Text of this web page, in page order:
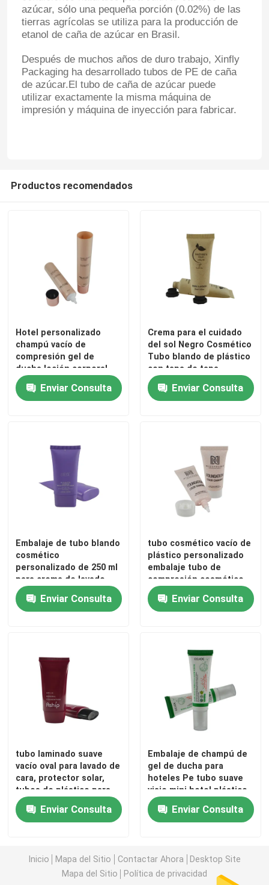
Productos
Sobre nosotros
Control de calidad
Contacta con nosotros
Solicitar una cita
Tubo cosmético
tubo cosmético vacío
azúcar, sólo una pequeña porción (0.02%) de las
tierras agrícolas se utiliza para la producción de
etanol de caña de azúcar en Brasil.
Después de muchos años de duro trabajo, Xinfly
Packaging ha desarrollado tubos de PE de caña
de azúcar.El tubo de caña de azúcar puede
utilizar exactamente la misma máquina de
impresión y máquina de inyección para fabricar.
Productos recomendados
Hotel personalizado
champú vacío de
compresión gel de
ducha loción corporal
tubos cosméticos
embalaje tubo blando de
Enviar Consulta
Crema para el cuidado
del sol Negro Cosmético
Tubo blando de plástico
con tapa de tapa
Enviar Consulta
Embalaje de tubo blando
cosmético
personalizado de 250 ml
para crema de lavado
corporal
Enviar Consulta
tubo cosmético vacío de
plástico personalizado
embalaje tubo de
compresión cosmético
Enviar Consulta
tubo laminado suave
vacío oval para lavado de
cara, protector solar,
tubos de plástico para
envases de cosméticos
Enviar Consulta
Embalaje de champú de
gel de ducha para
hoteles Pe tubo suave
viaje mini hotel plástico
tubo de compresión
vacío hotel champú y
Enviar Consulta
Inicio Mapa del Sitio Contactar Ahora
Desktop Site
Mapa del Sitio
Política de privacidad